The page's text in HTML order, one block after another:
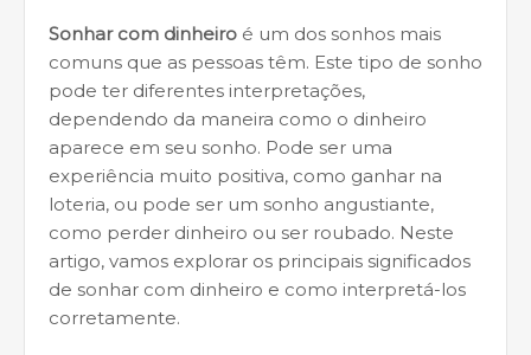
Sonhar com dinheiro é um dos sonhos mais
comuns que as pessoas têm. Este tipo de sonho
pode ter diferentes interpretações,
dependendo da maneira como o dinheiro
aparece em seu sonho. Pode ser uma
experiência muito positiva, como ganhar na
loteria, ou pode ser um sonho angustiante,
como perder dinheiro ou ser roubado. Neste
artigo, vamos explorar os principais significados
de sonhar com dinheiro e como interpretá-los
corretamente.